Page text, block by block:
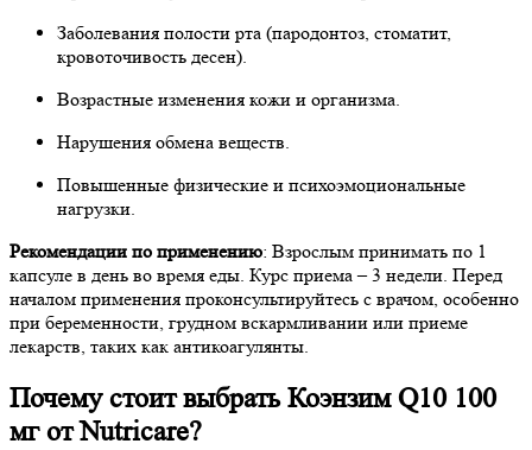
Заболевания полости рта (пародонтоз, стоматит,
кровоточивость десен).
Возрастные изменения кожи и организма.
Нарушения обмена веществ.
Повышенные физические и психоэмоциональные
нагрузки.
Рекомендации по применению: Взрослым принимать по 1
капсуле в день во время еды. Курс приема – 3 недели. Перед
началом применения проконсультируйтесь с врачом, особенно
при беременности, грудном вскармливании или приеме
лекарств, таких как антикоагулянты.
Почему стоит выбрать Коэнзим Q10 100
мг от Nutricare?